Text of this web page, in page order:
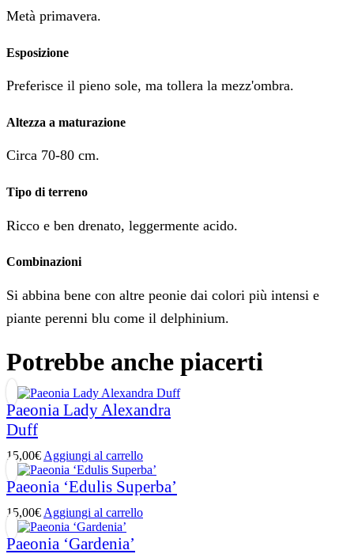
Metà primavera.
Esposizione
Preferisce il pieno sole, ma tollera la mezz'ombra.
Altezza a maturazione
Circa 70-80 cm.
Tipo di terreno
Ricco e ben drenato, leggermente acido.
Combinazioni
Si abbina bene con altre peonie dai colori più intensi e
piante perenni blu come il delphinium.
Potrebbe anche piacerti
Paeonia Lady Alexandra
Duff
15,00€ Aggiungi al carrello
Paeonia ‘Edulis Superba’
15,00€ Aggiungi al carrello
Paeonia ‘Gardenia’